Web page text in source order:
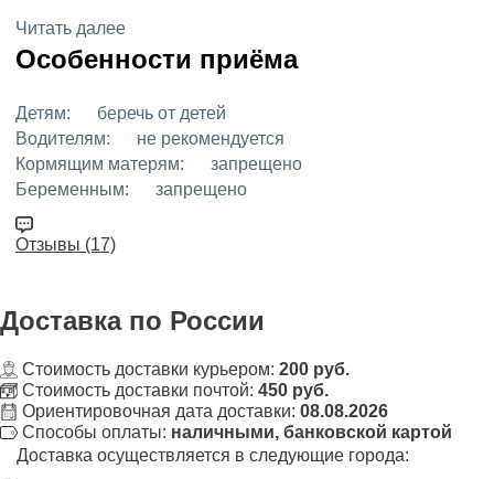
Читать далее
Особенности приёма
Детям:
беречь от детей
Водителям:
не рекомендуется
Кормящим матерям:
запрещено
Беременным:
запрещено
Отзывы (17)
Доставка по России
Стоимость доставки курьером: 200 руб.
Стоимость доставки почтой: 450 руб.
Ориентировочная дата доставки: 08.08.2026
Способы оплаты: наличными, банковской картой
Доставка осуществляется в следующие города: